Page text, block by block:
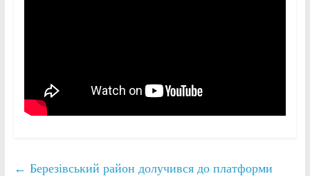
← Березівський район долучився до платформи